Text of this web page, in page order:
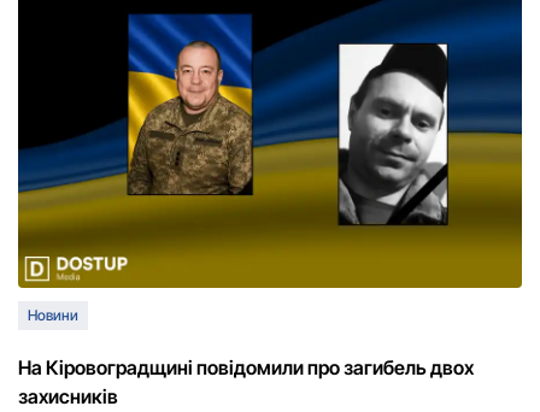
Новини
На Кіровоградщині повідомили про загибель двох
захисників